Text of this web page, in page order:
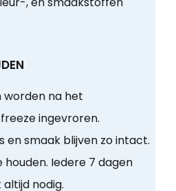
worden na het
ingevroren.
en smaak blijven zo intact.
Iedere 7 dagen
nodig.